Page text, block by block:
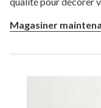
Magasiner